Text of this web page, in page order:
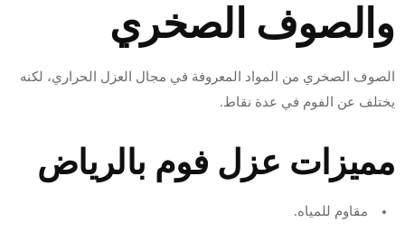
والصوف الصخري
الصوف الصخري من المواد المعروفة في مجال العزل الحراري، لكنه
يختلف عن الفوم في عدة نقاط.
مميزات عزل فوم بالرياض
مقاوم للمياه.